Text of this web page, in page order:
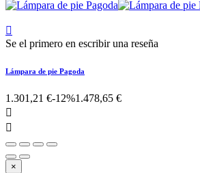

Se el primero en escribir una reseña
Lámpara de pie Pagoda
1.301,21 €-12%1.478,65 €


×